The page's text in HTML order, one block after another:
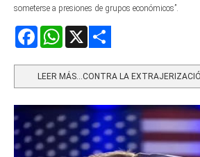
someterse a presiones de grupos económicos”.
FacebookWhatsApp
LEER MÁS…CONTRA LA